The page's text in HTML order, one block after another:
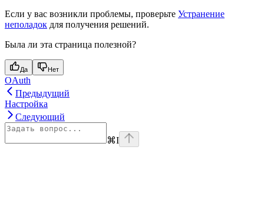
Если у вас возникли проблемы, проверьте Устранение
неполадок для получения решений.
Была ли эта страница полезной?
Да Нет
OAuth
Предыдущий
Настройка
Следующий
⌘I